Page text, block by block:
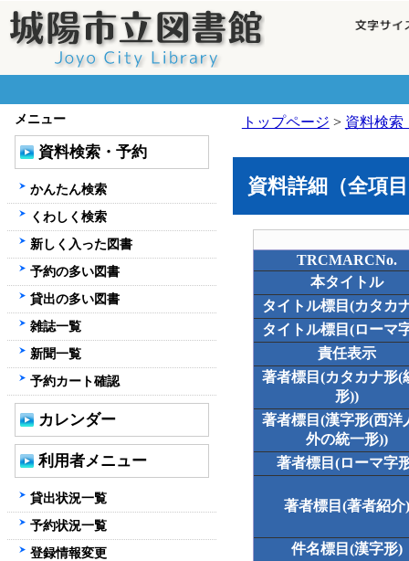
トップページ > 資料検索
資料詳細（全項
TRCMARCNo.
本タイトル
タイトル標目(カタカ
タイトル標目(ローマ
責任表示
著者標目(カタカナ形(
形))
著者標目(漢字形(西洋
外の統一形))
著者標目(ローマ字
著者標目(著者紹介)
件名標目(漢字形)
メニュー
資料検索・予約
かんたん検索
くわしく検索
新しく入った図書
予約の多い図書
貸出の多い図書
雑誌一覧
新聞一覧
予約カート確認
カレンダー
利用者メニュー
貸出状況一覧
予約状況一覧
登録情報変更